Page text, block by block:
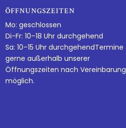
ÖFFNUNGSZEITEN
Mo: geschlossen
Di-Fr: 10–18 Uhr durchgehend
Sa: 10–15 Uhr durchgehendTermine
gerne außerhalb unserer
Öffnungszeiten nach Vereinbarung
möglich.